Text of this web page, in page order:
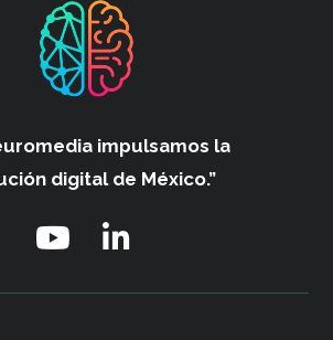
impulsamos la
digital de México.”